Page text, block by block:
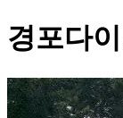
경포다